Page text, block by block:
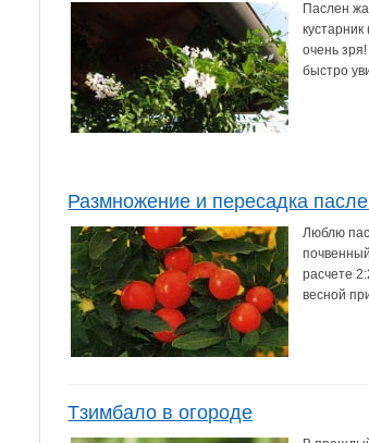
Паслен
очень
быстро
Размножение и пересадка
Люблю
расчете
весной
Тзимбало в огороде